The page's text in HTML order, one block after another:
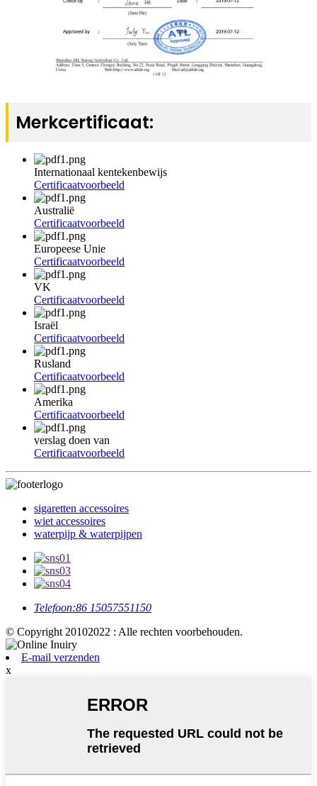
Merkcertificaat:
Internationaal kentekenbewijs
Certificaatvoorbeeld
Australië
Certificaatvoorbeeld
Europeese Unie
Certificaatvoorbeeld
VK
Certificaatvoorbeeld
Israël
Certificaatvoorbeeld
Rusland
Certificaatvoorbeeld
Amerika
Certificaatvoorbeeld
verslag doen van
Certificaatvoorbeeld
sigaretten accessoires
wiet accessoires
waterpijp & waterpijpen
Telefoon:86 15057551150
© Copyright 20102022 : Alle rechten voorbehouden.
E-mail verzenden
x